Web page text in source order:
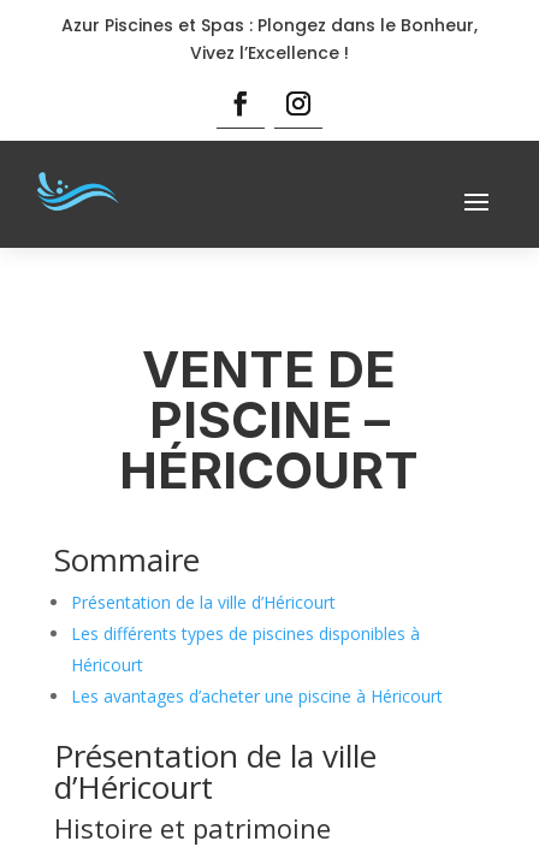
Azur Piscines et Spas : Plongez dans le Bonheur,
Vivez l’Excellence !
VENTE DE
PISCINE –
HÉRICOURT
Sommaire
Présentation de la ville d’Héricourt
Les différents types de piscines disponibles à
Héricourt
Les avantages d’acheter une piscine à Héricourt
Présentation de la ville
d’Héricourt
Histoire et patrimoine